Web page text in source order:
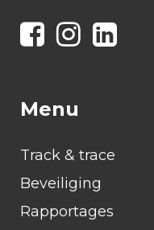
Menu
Track & trace
Beveiliging
Rapportages